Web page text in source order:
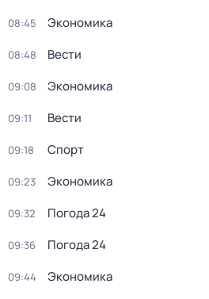
08:45 Экономика
08:48 Вести
09:08 Экономика
09:11 Вести
09:18 Спорт
09:23 Экономика
09:32 Погода 24
09:36 Погода 24
09:44 Экономика